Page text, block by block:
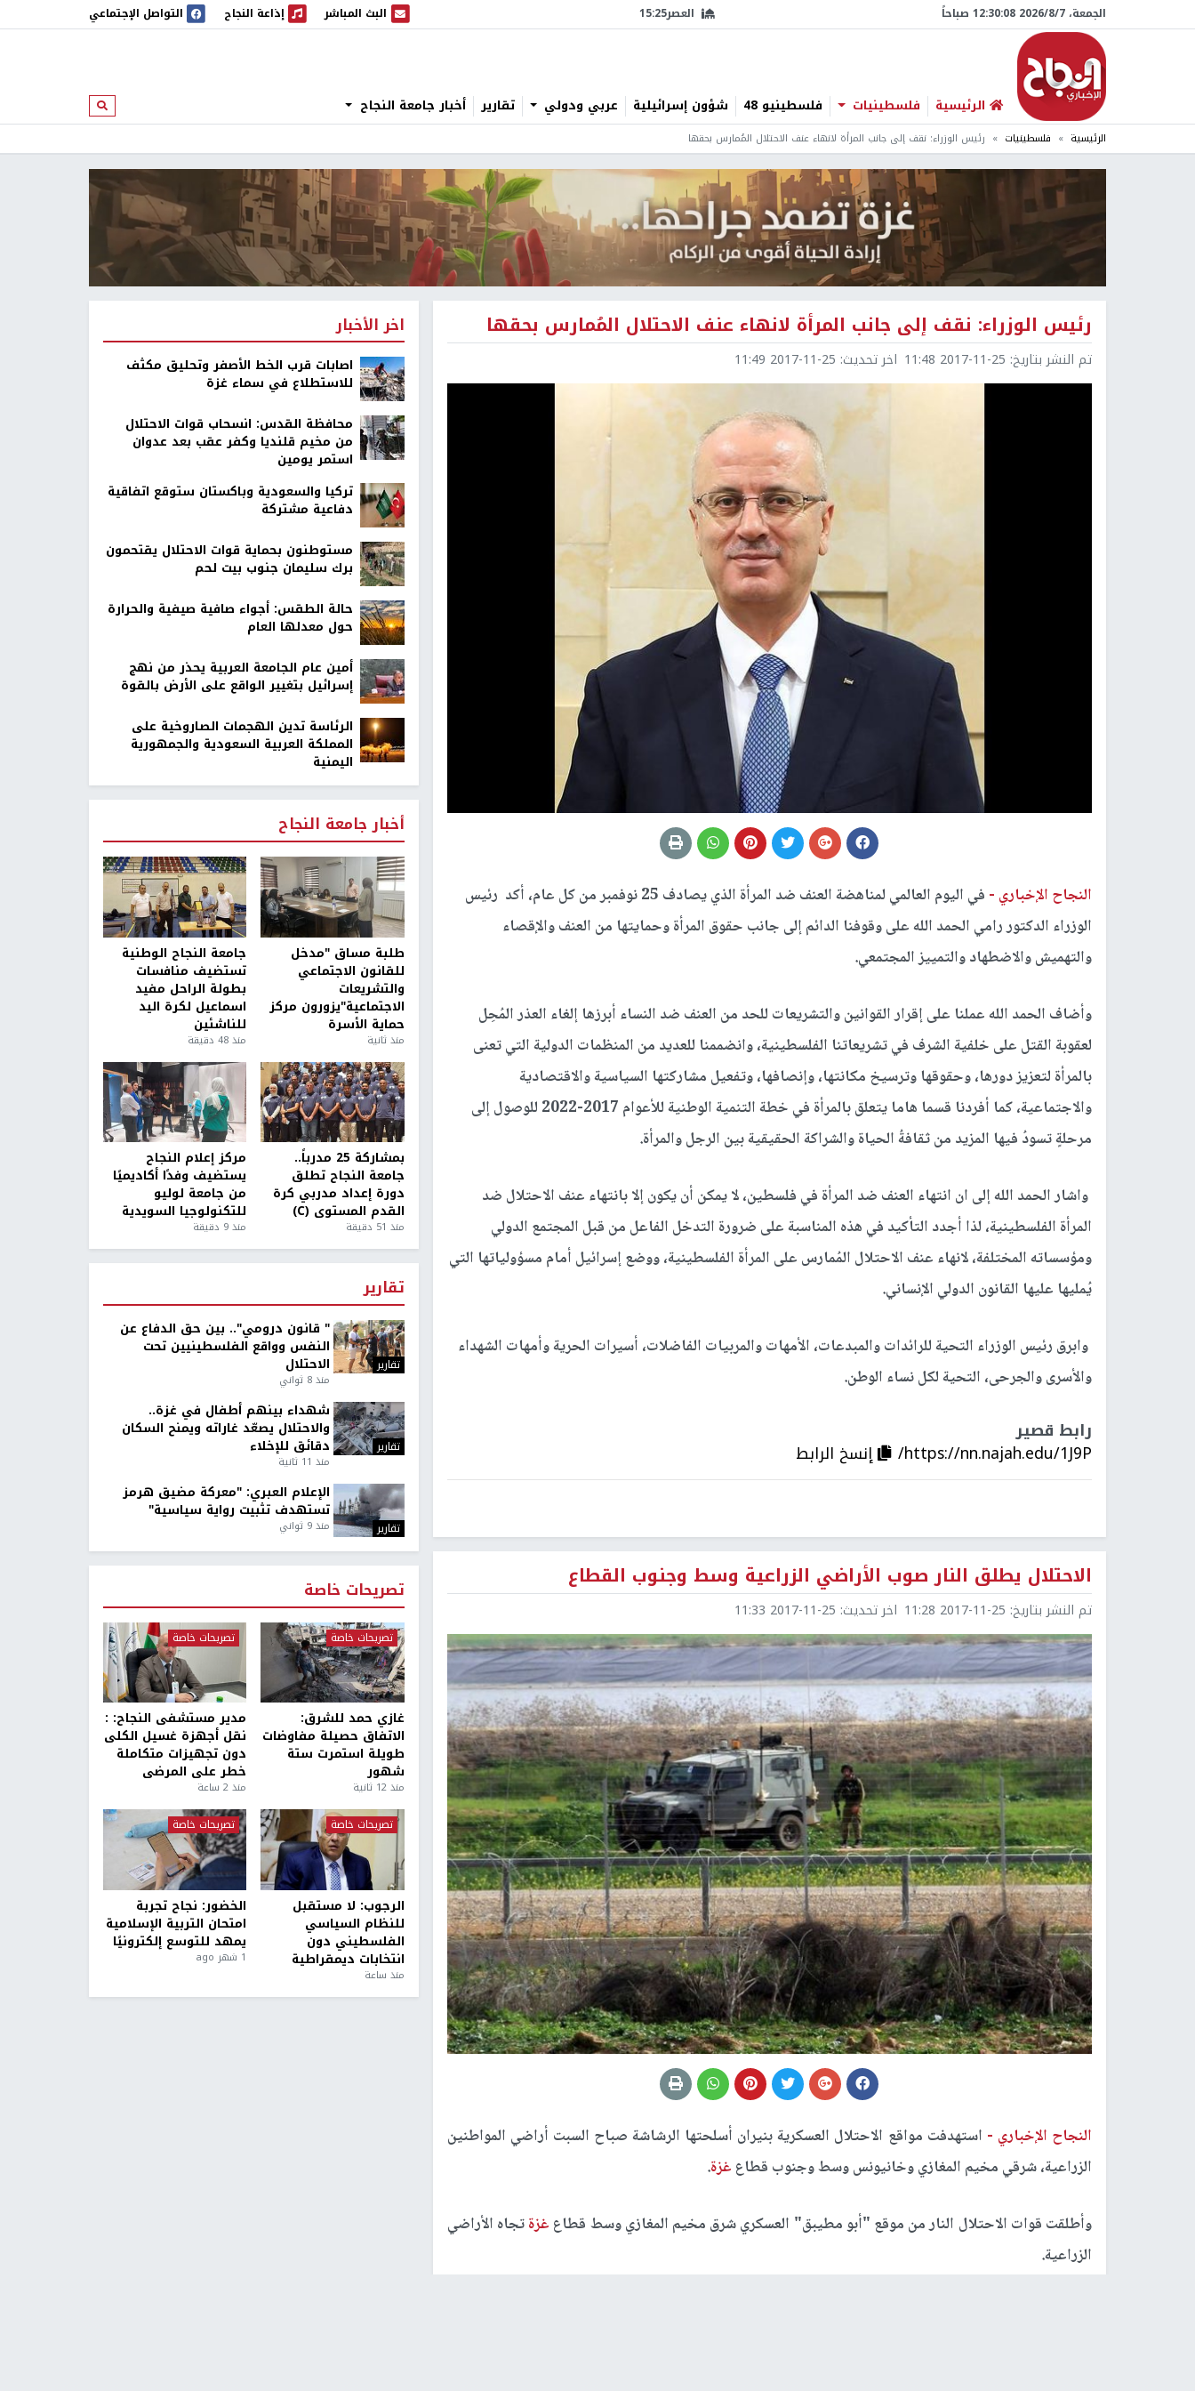
الجمعة، 7/‏8/‏2026 12:30:09 صباحاً العصر15:25 البث المباشر
البث المباشر إذاعة النجاح
إذاعة النجاح التواصل الإجتماعي
الرئيسية فلسطينيات فلسطينيو 48 شؤون إسرائيلية عربي ودولي تقارير أخبار جامعة النجاح ابحث
الرئيسية فلسطينيات رئيس الوزراء: نقف إلى جانب المرأة لانهاء عنف الاحتلال المُمارس بحقها
رئيس الوزراء: نقف إلى جانب المرأة لانهاء عنف الاحتلال المُمارس بحقها
تم النشر بتاريخ: 2017-11-25 11:48 اخر تحديث: 2017-11-25 11:49
النجاح الإخباري -
في اليوم العالمي لمناهضة العنف ضد المرأة الذي يصادف 25 نوفمبر من كل عام، أكد رئيس
الوزراء الدكتور رامي الحمد الله على وقوفنا الدائم إلى جانب حقوق المرأة وحمايتها من العنف والإقصاء
والتهميش والاضطهاد والتمييز المجتمعي.
وأضاف الحمد الله عملنا على إقرار القوانين والتشريعات للحد من العنف ضد النساء أبرزها إلغاء العذر المُحِل
لعقوبة القتل على خلفية الشرف في تشريعاتنا الفلسطينية، وانضممنا للعديد من المنظمات الدولية التي تعنى
بالمرأة لتعزيز دورها، وحقوقها وترسيخ مكانتها، وإنصافها، وتفعيل مشاركتها السياسية والاقتصادية
والاجتماعية، كما أفردنا قسما هاما يتعلق بالمرأة في خطة التنمية الوطنية للأعوام 2017-2022 للوصول إلى
مرحلةٍ تسودُ فيها المزيد من ثقافةُ الحياة والشراكة الحقيقية بين الرجل والمرأة.
واشار الحمد الله إلى ان انتهاء العنف ضد المرأة في فلسطين، لا يمكن أن يكون إلا بانتهاء عنف الاحتلال ضد
المرأة الفلسطينية، لذا أجدد التأكيد في هذه المناسبة على ضرورة التدخل الفاعل من قبل المجتمع الدولي
ومؤسساته المختلفة، لانهاء عنف الاحتلال المُمارس على المرأة الفلسطينية، ووضع إسرائيل أمام مسؤولياتها التي
يُمليها عليها القانون الدولي الإنساني.
وابرق رئيس الوزراء التحية للرائدات والمبدعات، الأمهات والمربيات الفاضلات، أسيرات الحرية وأمهات الشهداء
والأسرى والجرحى، التحية لكل نساء الوطن.
رابط قصير
https://nn.najah.edu/1J9P/ إنسخ الرابط
الاحتلال يطلق النار صوب الأراضي الزراعية وسط وجنوب القطاع
تم النشر بتاريخ: 2017-11-25 11:28 اخر تحديث: 2017-11-25 11:33
النجاح الإخباري - استهدفت مواقع الاحتلال العسكرية بنيران أسلحتها الرشاشة صباح السبت أراضي المواطنين
الزراعية، شرقي مخيم المغازي وخانيونس وسط وجنوب قطاع غزة.
وأطلقت قوات الاحتلال النار من موقع "أبو مطيبق" العسكري شرق مخيم المغازي وسط قطاع غزةتجاه الأراضي
الزراعية.
اخر الأخبار
اصابات قرب الخط الأصفر وتحليق مكثف
للاستطلاع في سماء غزة
محافظة القدس: انسحاب قوات الاحتلال
من مخيم قلنديا وكفر عقب بعد عدوان
استمر يومين
تركيا والسعودية وباكستان ستوقع اتفاقية
دفاعية مشتركة
مستوطنون بحماية قوات الاحتلال يقتحمون
برك سليمان جنوب بيت لحم
حالة الطقس: أجواء صافية صيفية والحرارة
حول معدلها العام
أمين عام الجامعة العربية يحذر من نهج
إسرائيل بتغيير الواقع على الأرض بالقوة
الرئاسة تدين الهجمات الصاروخية على
المملكة العربية السعودية والجمهورية
اليمنية
أخبار جامعة النجاح
طلبة مساق "مدخل
للقانون الاجتماعي
والتشريعات
الاجتماعية"يزورون مركز
حماية الأسرة
منذ ثانية
جامعة النجاح الوطنية
تستضيف منافسات
بطولة الراحل مفيد
اسماعيل لكرة اليد
للناشئين
منذ 48 دقيقة
بمشاركة 25 مدرباً..
جامعة النجاح تطلق
دورة إعداد مدربي كرة
القدم المستوى (C)
منذ 51 دقيقة
مركز إعلام النجاح
يستضيف وفدًا أكاديميًا
من جامعة لوليو
للتكنولوجيا السويدية
منذ 9 دقيقة
تقارير
تقارير
" قانون درومي".. بين حق الدفاع عن
النفس وواقع الفلسطينيين تحت
الاحتلال
منذ 8 ثواني
تقارير
شهداء بينهم أطفال في غزة..
والاحتلال يصعّد غاراته ويمنح السكان
دقائق للإخلاء
منذ 11 ثانية
تقارير
الإعلام العبري: "معركة مضيق هرمز
تستهدف تثبيت رواية سياسية"
منذ 9 ثواني
تصريحات خاصة
تصريحات خاصة
غازي حمد للشرق:
الاتفاق حصيلة مفاوضات
طويلة استمرت ستة
شهور
منذ 12 ثانية
تصريحات خاصة
مدير مستشفى النجاح: :
نقل أجهزة غسيل الكلى
دون تجهيزات متكاملة
خطر على المرضى
منذ 2 ساعة
تصريحات خاصة
الرجوب: لا مستقبل
للنظام السياسي
الفلسطيني دون
انتخابات ديمقراطية
منذ ساعة
تصريحات خاصة
الخضور: نجاح تجربة
امتحان التربية الإسلامية
يمهد للتوسع إلكترونيًا
1 شهر ago